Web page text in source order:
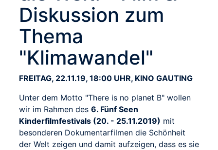
Diskussion zum
Thema
"Klimawandel"
FREITAG, 22.11.19, 18:00 UHR, KINO GAUTING
Unter dem Motto "There is no planet B" wollen
wir im Rahmen des 6. Fünf Seen
Kinderfilmfestivals (20. - 25.11.2019) mit
besonderen Dokumentarfilmen die Schönheit
der Welt zeigen und damit aufzeigen, dass es sie